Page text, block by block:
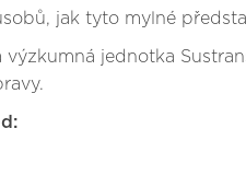
jak tyto mylné
výzkumná jednotka